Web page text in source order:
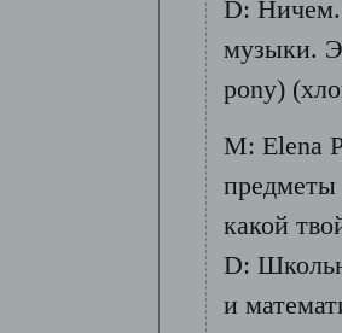
D: Ничем.
музыки.
pony)
М: Elena
предметы
какой
D:
и